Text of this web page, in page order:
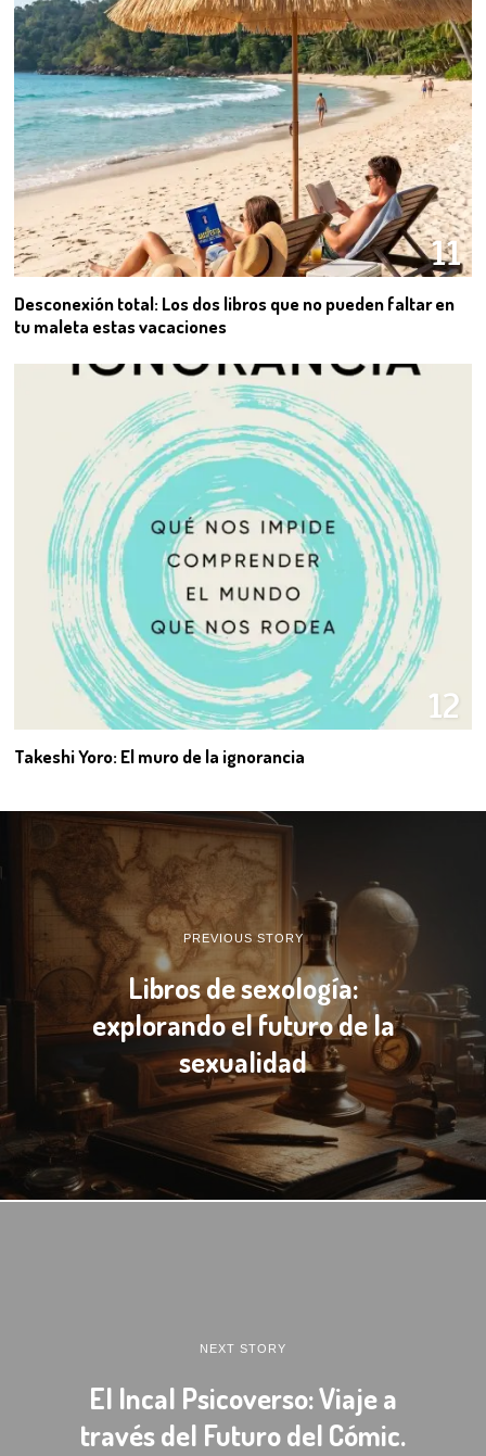
11
Desconexión total: Los dos libros que no pueden faltar en
tu maleta estas vacaciones
12
Takeshi Yoro: El muro de la ignorancia
PREVIOUS STORY
Libros de sexología:
explorando el futuro de la
sexualidad
NEXT STORY
El Incal Psicoverso: Viaje a
través del Futuro del Cómic.